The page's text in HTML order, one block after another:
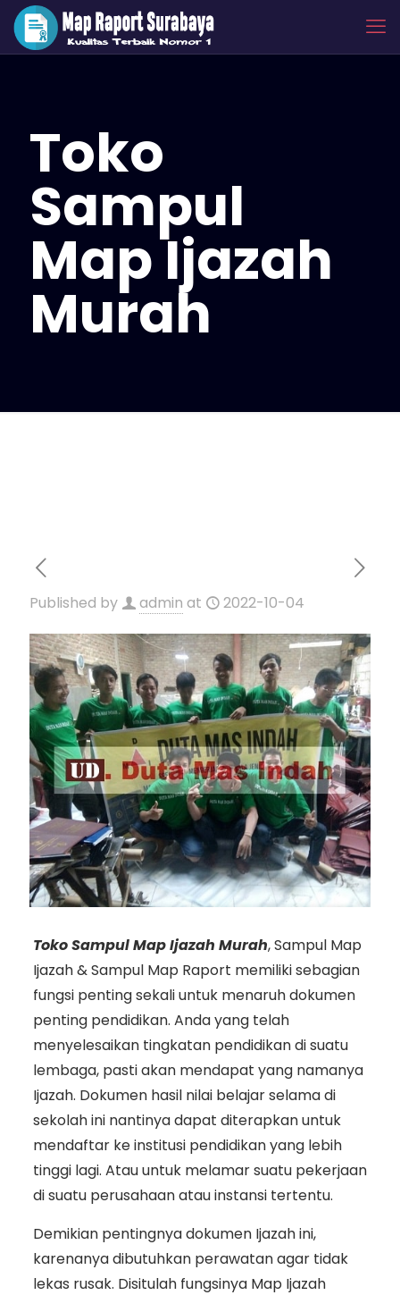
Toko
Sampul
Map Ijazah
Murah
Published by admin at 2022-10-04
Toko Sampul Map Ijazah Murah, Sampul Map
Ijazah & Sampul Map Raport memiliki sebagian
fungsi penting sekali untuk menaruh dokumen
penting pendidikan. Anda yang telah
menyelesaikan tingkatan pendidikan di suatu
lembaga, pasti akan mendapat yang namanya
Ijazah. Dokumen hasil nilai belajar selama di
sekolah ini nantinya dapat diterapkan untuk
mendaftar ke institusi pendidikan yang lebih
tinggi lagi. Atau untuk melamar suatu pekerjaan
di suatu perusahaan atau instansi tertentu.
Demikian pentingnya dokumen Ijazah ini,
karenanya dibutuhkan perawatan agar tidak
lekas rusak. Disitulah fungsinya Map Ijazah